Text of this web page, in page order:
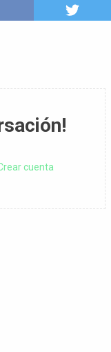
cuenta